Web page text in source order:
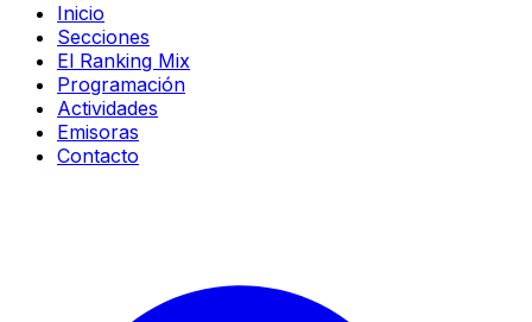
Inicio
Secciones
El Ranking Mix
Programación
Actividades
Emisoras
Contacto